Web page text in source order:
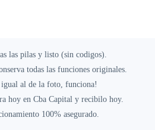
las pilas y listo (sin codigos).
todas las funciones originales.
igual al de la foto, funciona!
hoy en Cba Capital y recibilo hoy.
100% asegurado.